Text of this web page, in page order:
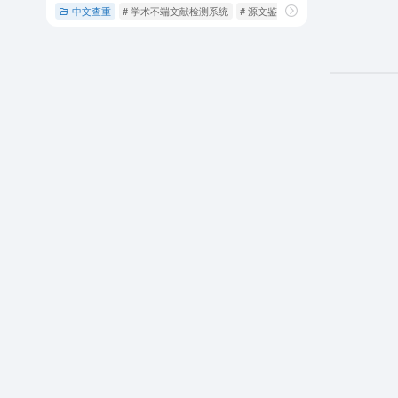
中文查重 # 学术不端文献检测系统 # 源文鉴 # 源文鉴查重